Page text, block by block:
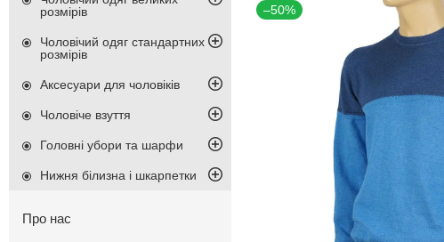
–50%
розмірів
Чоловічий одяг стандартних
розмірів
Аксесуари для чоловіків
Чоловіче взуття
Головні убори та шарфи
Нижня білизна і шкарпетки
Про нас